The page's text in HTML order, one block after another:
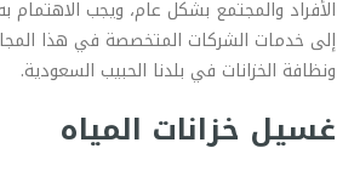
الأفراد والمجتمع بشكل عام، ويجب الاهتمام
إلى خدمات الشركات المتخصصة في هذا
ونظافة الخزانات في بلدنا الحبيب السعودية.
غسيل خزانات المياه